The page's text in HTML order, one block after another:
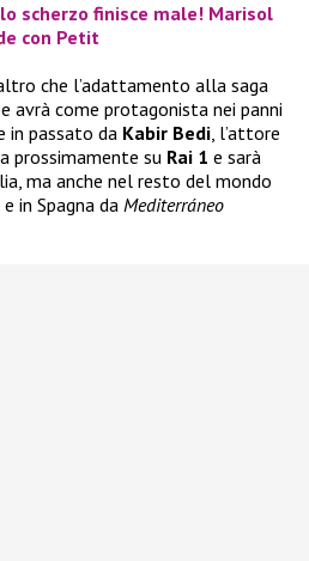
scherzo finisce male! Marisol
con Petit
che l’adattamento alla saga
e avrà come protagonista nei panni
in passato da Kabir Bedi, l’attore
prossimamente su Rai 1 e sarà
ma anche nel resto del mondo
e in Spagna da Mediterráneo